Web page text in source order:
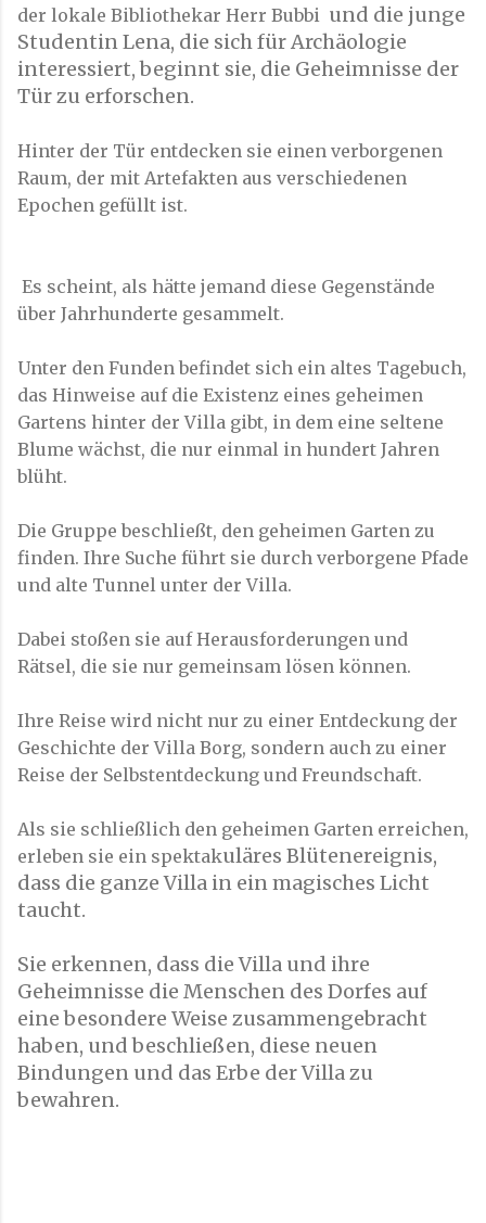
der lokale Bibliothekar Herr Bubbi und die junge
Studentin Lena, die sich für Archäologie
interessiert, beginnt sie, die Geheimnisse der
Tür zu erforschen.
Hinter der Tür entdecken sie einen verborgenen
Raum, der mit Artefakten aus verschiedenen
Epochen gefüllt ist.
Es scheint, als hätte jemand diese Gegenstände
über Jahrhunderte gesammelt.
Unter den Funden befindet sich ein altes Tagebuch,
das Hinweise auf die Existenz eines geheimen
Gartens hinter der Villa gibt, in dem eine seltene
Blume wächst, die nur einmal in hundert Jahren
blüht.
Die Gruppe beschließt, den geheimen Garten zu
finden. Ihre Suche führt sie durch verborgene Pfade
und alte Tunnel unter der Villa.
Dabei stoßen sie auf Herausforderungen und
Rätsel, die sie nur gemeinsam lösen können.
Ihre Reise wird nicht nur zu einer Entdeckung der
Geschichte der Villa Borg, sondern auch zu einer
Reise der Selbstentdeckung und Freundschaft.
Als sie schließlich den geheimen Garten erreichen,
erleben sie ein spektakuläres Blütenereignis,
dass die ganze Villa in ein magisches Licht
taucht.
Sie erkennen, dass die Villa und ihre
Geheimnisse die Menschen des Dorfes auf
eine besondere Weise zusammengebracht
haben, und beschließen, diese neuen
Bindungen und das Erbe der Villa zu
bewahren.